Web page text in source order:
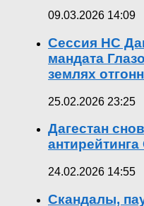
09.03.2026 14:09
Сессия НС
мандата
землях
25.02.2026 23:25
Дагестан
24.02.2026 14:55
Скандалы,